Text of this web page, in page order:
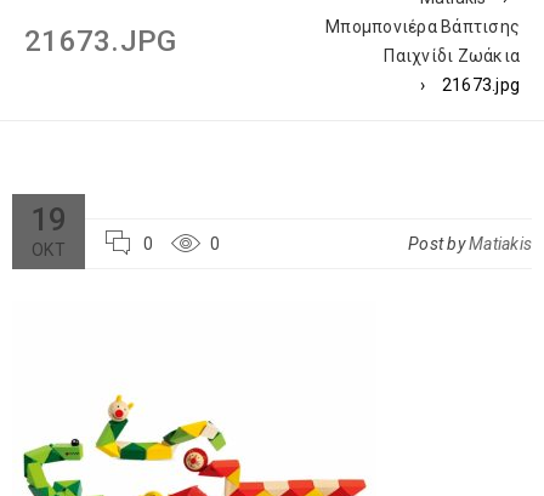
21673.JPG
Μπομπονιέρα Βάπτισης
Παιχνίδι Ζωάκια
›
21673.jpg
19
ΟΚΤ 0 0 Post byMatiakis